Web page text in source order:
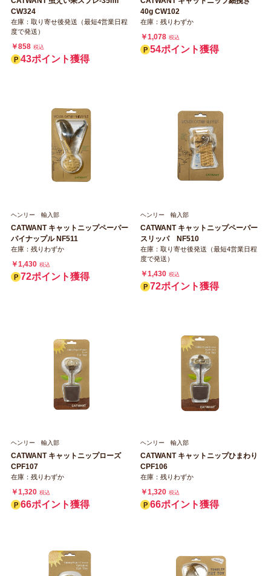
CW324
在庫：取り寄せ後発送（最短4営業日程
度で発送）
￥858 税込
43ポイント獲得
40g CW102
在庫：残りわずか
￥1,078 税込
54ポイント獲得
ヘンリー 輸入部
CATWANT キャットニップペーパー
パイナップル NF511
在庫：残りわずか
￥1,430 税込
72ポイント獲得
ヘンリー 輸入部
CATWANT キャットニップペーパー
スリッパ NF510
在庫：取り寄せ後発送（最短4営業日程
度で発送）
￥1,430 税込
72ポイント獲得
ヘンリー 輸入部
CATWANT キャットニップローズ
CPF107
在庫：残りわずか
￥1,320 税込
66ポイント獲得
ヘンリー 輸入部
CATWANT キャットニップひまわり
CPF106
在庫：残りわずか
￥1,320 税込
66ポイント獲得